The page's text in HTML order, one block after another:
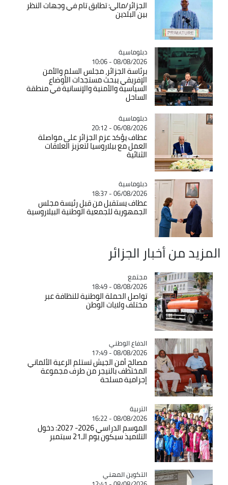
الجزائر/مالي: تطابق تام في وجهات النظر
بين البلدين
Catégorie
دبلوماسية
08/08/2026 - 10:06
برئاسة الجزائر، مجلس السلم والأمن
الإفريقي يبحث مستجدات الأوضاع
السياسية والأمنية والإنسانية في منطقة
الساحل
Catégorie
دبلوماسية
06/08/2026 - 20:12
عطاف يؤكد عزم الجزائر على مواصلة
العمل مع بيلاروسيا لتعزيز العلاقات
الثنائية
Catégorie
دبلوماسية
06/08/2026 - 18:37
عطاف يستقبل من قبل رئيسة مجلس
الجمهورية للجمعية الوطنية البيلاروسية
المزيد من أخبار الجزائر
Catégorie
مجتمع
08/08/2026 - 18:49
تواصل الحملة الوطنية للنظافة عبر
مختلف ولايات الوطن
Catégorie
الدفاع الوطني
08/08/2026 - 17:49
مصالح أمن الجيش تستلم الرعية الألماني
المختطف بالنيجر من طرف مجموعة
إجرامية مسلحة
Catégorie
التربية
08/08/2026 - 16:22
الموسم الدراسي 2026- 2027: دخول
التلاميذ سيكون يوم الـ21 سبتمبر
Catégorie
التكوين المهني